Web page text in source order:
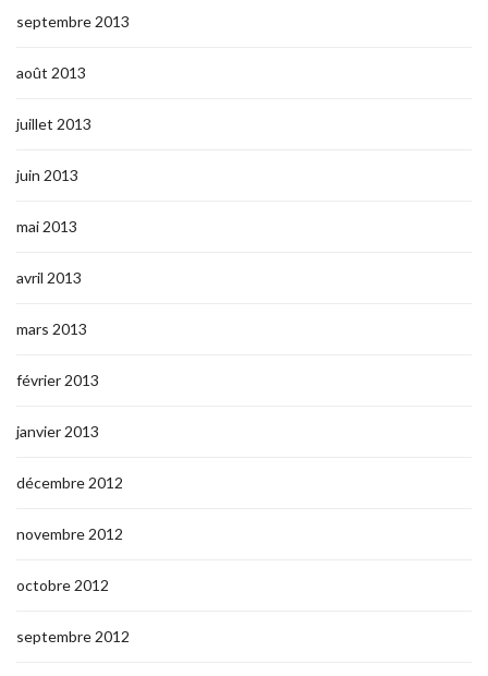
septembre 2013
août 2013
juillet 2013
juin 2013
mai 2013
avril 2013
mars 2013
février 2013
janvier 2013
décembre 2012
novembre 2012
octobre 2012
septembre 2012